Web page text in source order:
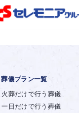
葬儀プラン一覧
火葬だけで行う葬儀
一日だけで行う葬儀